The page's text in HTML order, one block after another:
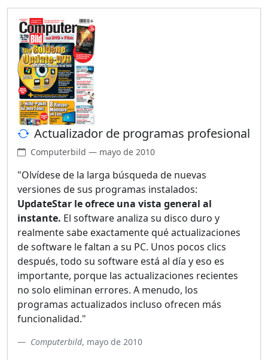
Actualizador de programas profesional
Computerbild — mayo de 2010
"Olvídese de la larga búsqueda de nuevas
versiones de sus programas instalados:
UpdateStar le ofrece una vista general al
instante. El software analiza su disco duro y
realmente sabe exactamente qué actualizaciones
de software le faltan a su PC. Unos pocos clics
después, todo su software está al día y eso es
importante, porque las actualizaciones recientes
no solo eliminan errores. A menudo, los
programas actualizados incluso ofrecen más
funcionalidad."
Computerbild, mayo de 2010